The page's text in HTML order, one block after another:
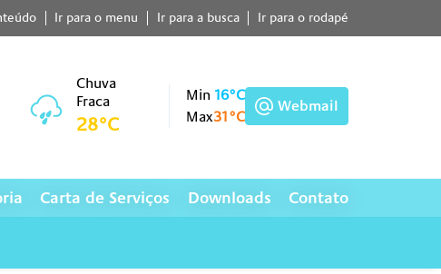
Ir para o menu Ir para a busca Ir para o rodapé
Chuva
Fraca
28°C
Min 16°C
Max31°C
Webmail
Carta de Serviços Downloads Contato